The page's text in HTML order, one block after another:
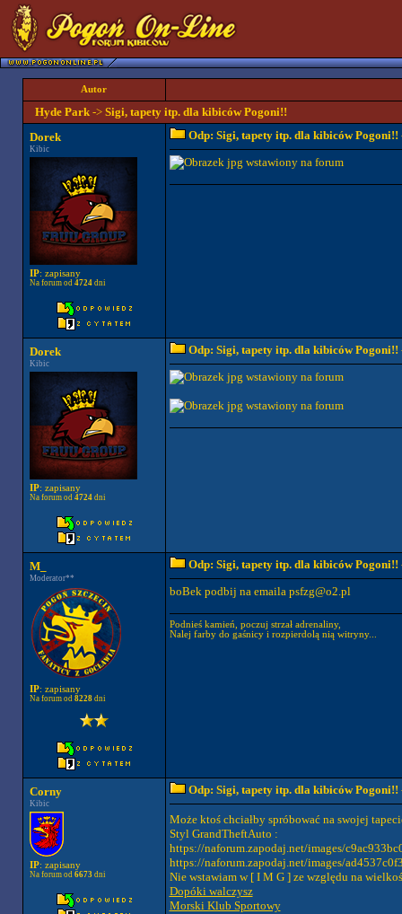
Autor
Hyde Park-> Sigi, tapety itp. dla kibiców Pogoni!!
Dorek
Kibic
IP: zapisany
Na forum od 4724dni
Odp: Sigi, tapety itp. dla kibiców Pogoni!!
Dorek
Kibic
IP: zapisany
Na forum od 4724dni
Odp: Sigi, tapety itp. dla kibiców Pogoni!!
M_
Moderator**
IP: zapisany
Na forum od 8228dni
Odp: Sigi, tapety itp. dla kibiców Pogoni!!
boBek podbij na emaila psfzg@o2.pl
Podnieś kamień, poczuj strzał adrenaliny,
Nalej farby do gaśnicy i rozpierdolą nią witryny...
Corny
Kibic
IP: zapisany
Na forum od 6673 dni
Odp: Sigi, tapety itp. dla kibiców Pogoni!!
Może ktoś chciałby spróbować na swojej
Styl GrandTheftAuto :
https://naforum.zapodaj.net/images/
https://naforum.zapodaj.net/images/
Nie wstawiam w [ I M G ] ze względu na
Dopóki walczysz
Morski Klub Sportowy